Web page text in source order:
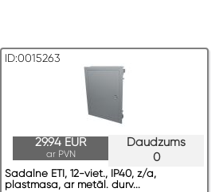
ID:0015263
Daudzums
0
29.94 EUR
ar PVN
Sadalne ETI, 12-viet., IP40, z/a,
plastmasa, ar metāl. durv...